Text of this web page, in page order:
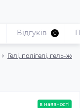
Гелі, полігелі, гель-
Відгуків 0
в наявності